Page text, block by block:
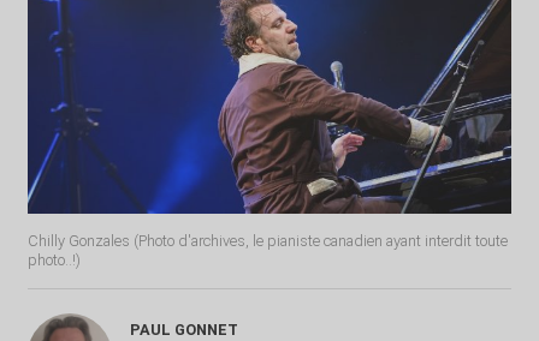
Chilly Gonzales (Photo d'archives, le pianiste canadien ayant interdit toute
photo..!)
PAUL GONNET